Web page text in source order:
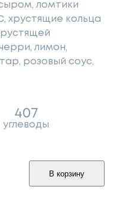
ломтики
хрустящие кольца
лимон,
розовый соус,
407
углеводы
В корзину